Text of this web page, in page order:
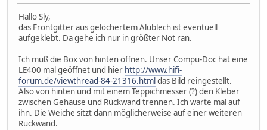
Hallo Sly,
das Frontgitter aus gelöchertem Alublech ist eventuell
aufgeklebt. Da gehe ich nur in größter Not ran.
Ich muß die Box von hinten öffnen. Unser Compu-Doc hat eine
LE400 mal geöffnet und hier http://www.hifi-
forum.de/viewthread-84-21316.html das Bild reingestellt.
Also von hinten und mit einem Teppichmesser (?) den Kleber
zwischen Gehäuse und Rückwand trennen. Ich warte mal auf
ihn. Die Weiche sitzt dann möglicherweise auf einer weiteren
Ruckwand.